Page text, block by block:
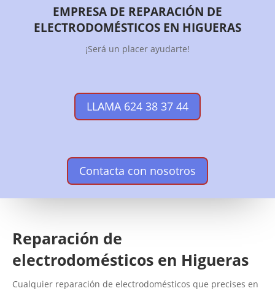
EMPRESA DE REPARACIÓN DE
ELECTRODOMÉSTICOS EN HIGUERAS
¡Será un placer ayudarte!
LLAMA 624 38 37 44
Contacta con nosotros
Reparación de
electrodomésticos en Higueras
Cualquier reparación de electrodomésticos que precises en